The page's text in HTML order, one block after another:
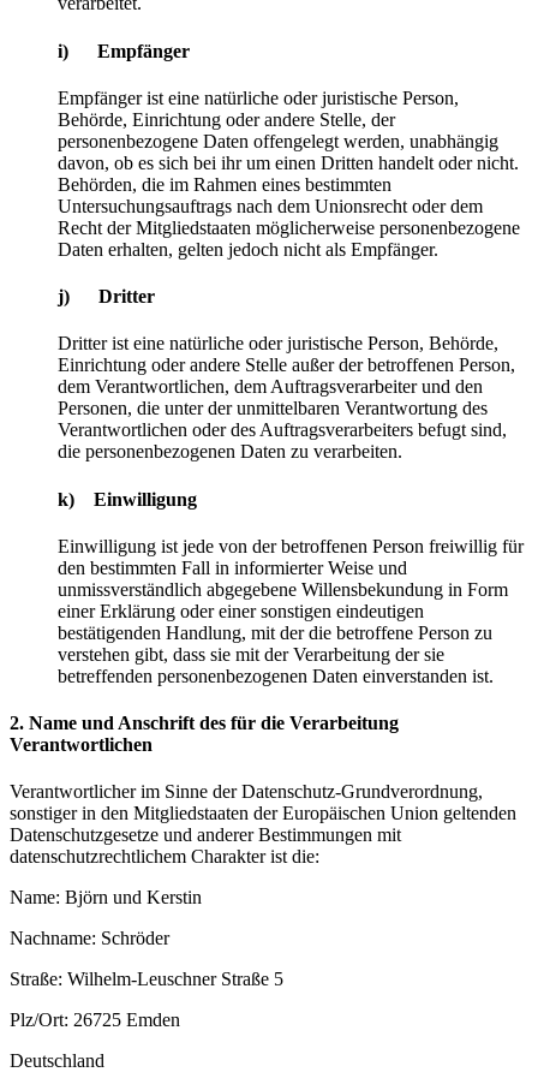
i) Empfänger
Empfänger ist eine natürliche oder juristische Person,
Behörde, Einrichtung oder andere Stelle, der
personenbezogene Daten offengelegt werden, unabhängig
davon, ob es sich bei ihr um einen Dritten handelt oder nicht.
Behörden, die im Rahmen eines bestimmten
Untersuchungsauftrags nach dem Unionsrecht oder dem
Recht der Mitgliedstaaten möglicherweise personenbezogene
Daten erhalten, gelten jedoch nicht als Empfänger.
j) Dritter
Dritter ist eine natürliche oder juristische Person, Behörde,
Einrichtung oder andere Stelle außer der betroffenen Person,
dem Verantwortlichen, dem Auftragsverarbeiter und den
Personen, die unter der unmittelbaren Verantwortung des
Verantwortlichen oder des Auftragsverarbeiters befugt sind,
die personenbezogenen Daten zu verarbeiten.
k) Einwilligung
Einwilligung ist jede von der betroffenen Person freiwillig für
den bestimmten Fall in informierter Weise und
unmissverständlich abgegebene Willensbekundung in Form
einer Erklärung oder einer sonstigen eindeutigen
bestätigenden Handlung, mit der die betroffene Person zu
verstehen gibt, dass sie mit der Verarbeitung der sie
betreffenden personenbezogenen Daten einverstanden ist.
2. Name und Anschrift des für die Verarbeitung
Verantwortlichen
Verantwortlicher im Sinne der Datenschutz-Grundverordnung,
sonstiger in den Mitgliedstaaten der Europäischen Union geltenden
Datenschutzgesetze und anderer Bestimmungen mit
datenschutzrechtlichem Charakter ist die:
Name: Björn und Kerstin
Nachname: Schröder
Straße: Wilhelm-Leuschner Straße 5
Plz/Ort: 26725 Emden
Deutschland